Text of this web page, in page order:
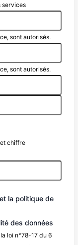
services
sont autorisés.
sont autorisés.
chiffre
la politique de
des données
loi n°78-17 du 6